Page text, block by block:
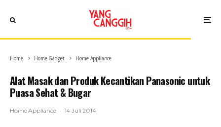
Home Home Gadget Home Appliance
Alat Masak dan Produk Kecantikan Panasonic untuk
Puasa Sehat & Bugar
Home Appliance · 14 Juli 2014